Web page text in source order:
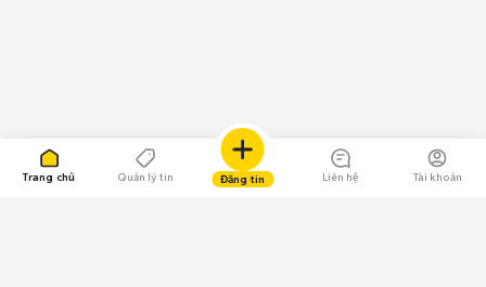
Trang chủ Quản lý tin Đăng tin Liên hệ Tài khoản